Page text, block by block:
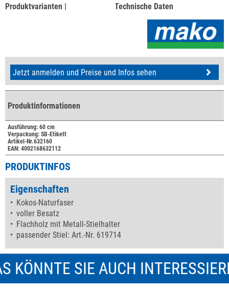
Produktvarianten |
Technische Daten
Jetzt anmelden und Preise und Infos sehen
Produktinformationen
Ausführung: 60 cm
Verpackung: SB-Etikett
Artikel-Nr.632160
EAN: 4002168632112
PRODUKTINFOS
Eigenschaften
Kokos-Naturfaser
voller Besatz
Flachholz mit Metall-Stielhalter
passender Stiel: Art.-Nr. 619714
KÖNNTE SIE AUCH